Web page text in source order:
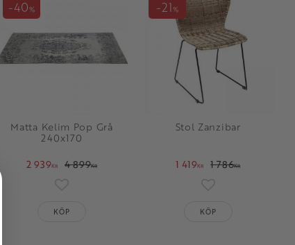
Matta Kelim Pop Grå
240x170
2 939KR 4 899KR
40%
KÖP
Stol Zanzibar
1 419KR 1 786KR
21%
Lägg till i
KÖP